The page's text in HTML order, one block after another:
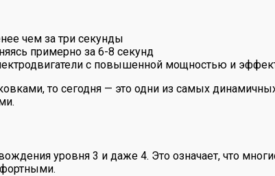
чем за три секунды
примерно за 6-8 секунд
с повышенной мощностью и
то сегодня — это одни из самых
уровня 3 и даже 4. Это означает, что